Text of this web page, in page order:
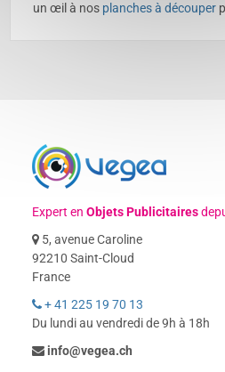
un œil à nos planches à découper
Expert enObjets Publicitaires
5, avenue Caroline
92210 Saint-Cloud
France
+ 41 225 19 70 13
Du lundi au vendredi de 9h à 18h
info@vegea.ch